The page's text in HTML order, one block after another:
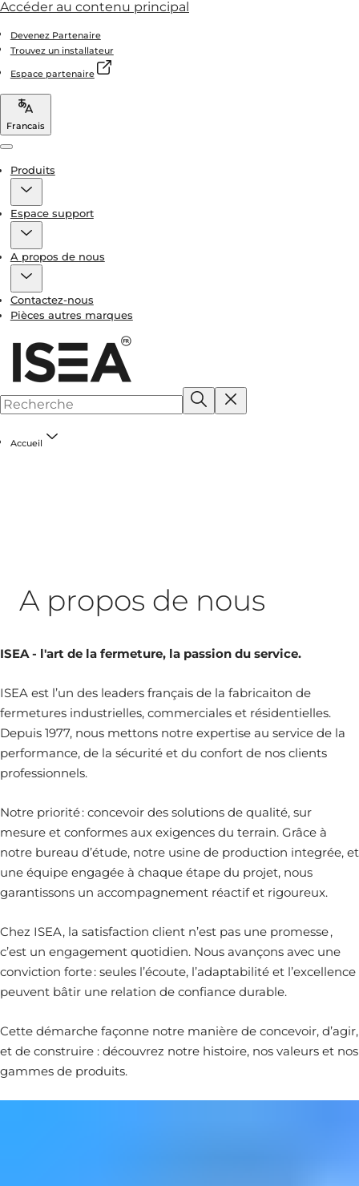
Accéder au contenu principal
Devenez Partenaire
Trouvez un installateur
Espace partenaire
Francais
Menu
Produits
Espace support
A propos de nous
Contactez-nous
Pièces autres marques
Accueil
A propos de nous
ISEA - l'art de la fermeture, la passion du service.
ISEA est l’un des leaders français de la fabricaiton de
fermetures industrielles, commerciales et résidentielles.
Depuis 1977, nous mettons notre expertise au service de la
performance, de la sécurité et du confort de nos clients
professionnels.
Notre priorité : concevoir des solutions de qualité, sur
mesure et conformes aux exigences du terrain. Grâce à
notre bureau d’étude, notre usine de production integrée, et
une équipe engagée à chaque étape du projet, nous
garantissons un accompagnement réactif et rigoureux.
Chez ISEA, la satisfaction client n’est pas une promesse ,
c’est un engagement quotidien. Nous avançons avec une
conviction forte : seules l’écoute, l’adaptabilité et l’excellence
peuvent bâtir une relation de confiance durable.
Cette démarche façonne notre manière de concevoir, d’agir,
et de construire : découvrez notre histoire, nos valeurs et nos
gammes de produits.